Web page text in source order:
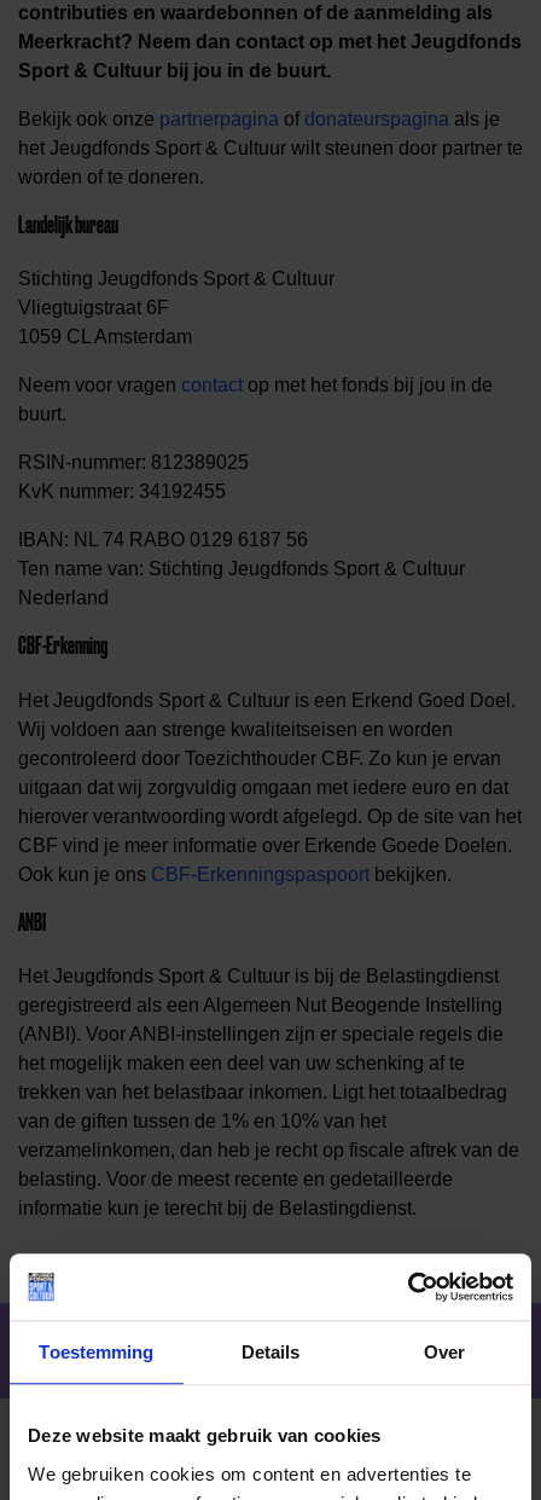
Toestemming Details Over
Deze website maakt gebruik van cookies
We gebruiken cookies om content en advertenties te
contributies en waardebonnen of de aanmelding als
Meerkracht? Neem dan contact op met het Jeugdfonds
Sport & Cultuur bij jou in de buurt.
Bekijk ook onze partnerpagina of donateurspagina als je
het Jeugdfonds Sport & Cultuur wilt steunen door partner te
worden of te doneren.
Landelijk bureau
Stichting Jeugdfonds Sport & Cultuur
Vliegtuigstraat 6F
1059 CL Amsterdam
Neem voor vragen contact op met het fonds bij jou in de
buurt.
RSIN-nummer: 812389025
KvK nummer: 34192455
IBAN: NL 74 RABO 0129 6187 56
Ten name van: Stichting Jeugdfonds Sport & Cultuur
Nederland
CBF-Erkenning
Het Jeugdfonds Sport & Cultuur is een Erkend Goed Doel.
Wij voldoen aan strenge kwaliteitseisen en worden
gecontroleerd door Toezichthouder CBF. Zo kun je ervan
uitgaan dat wij zorgvuldig omgaan met iedere euro en dat
hierover verantwoording wordt afgelegd. Op de site van het
CBF vind je meer informatie over Erkende Goede Doelen.
Ook kun je ons CBF-Erkenningspaspoort bekijken.
ANBI
Het Jeugdfonds Sport & Cultuur is bij de Belastingdienst
geregistreerd als een Algemeen Nut Beogende Instelling
(ANBI). Voor ANBI-instellingen zijn er speciale regels die
het mogelijk maken een deel van uw schenking af te
trekken van het belastbaar inkomen. Ligt het totaalbedrag
van de giften tussen de 1% en 10% van het
verzamelinkomen, dan heb je recht op fiscale aftrek van de
belasting. Voor de meest recente en gedetailleerde
informatie kun je terecht bij de Belastingdienst.
DIRECTEUR
Petra Bosman